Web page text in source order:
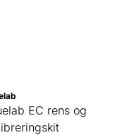
EC rens og